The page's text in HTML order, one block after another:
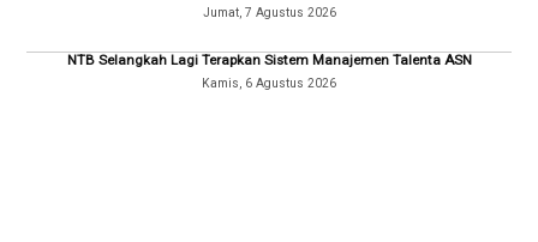
Jumat, 7 Agustus 2026
NTB Selangkah Lagi Terapkan Sistem Manajemen Talenta ASN
Kamis, 6 Agustus 2026